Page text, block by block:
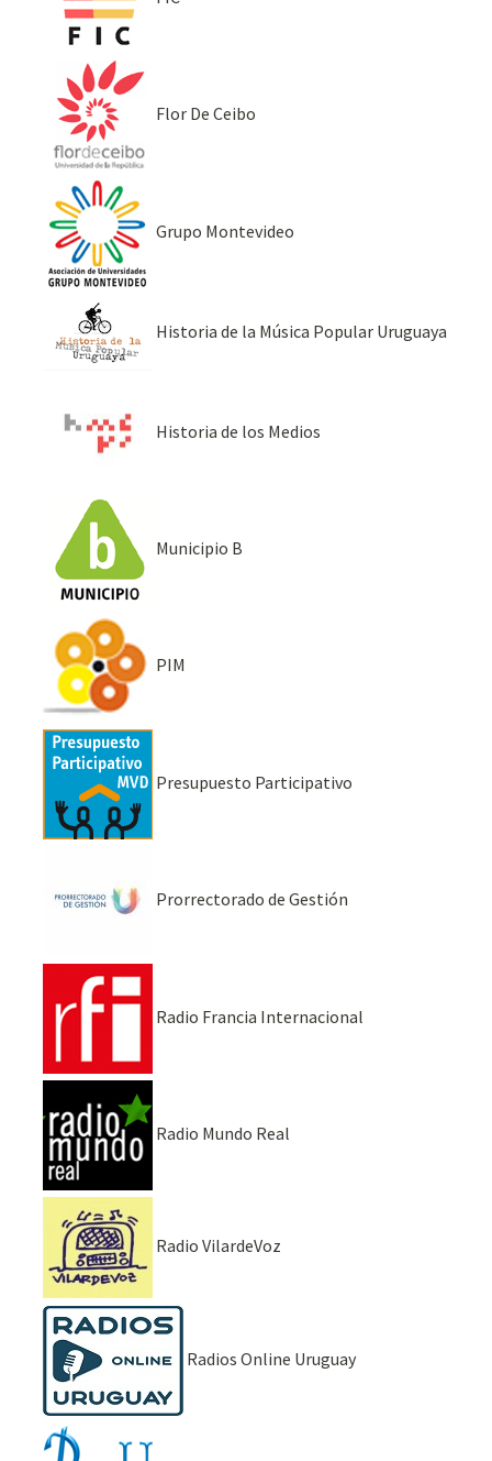
Flor De Ceibo
Grupo Montevideo
Historia de la Música Popular Uruguaya
Historia de los Medios
Municipio B
PIM
Presupuesto Participativo
Prorrectorado de Gestión
Radio Francia Internacional
Radio Mundo Real
Radio VilardeVoz
Radios Online Uruguay